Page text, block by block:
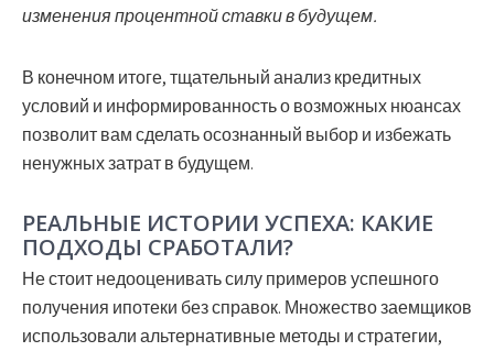
изменения процентной ставки в будущем.
В конечном итоге, тщательный анализ кредитных
условий и информированность о возможных нюансах
позволит вам сделать осознанный выбор и избежать
ненужных затрат в будущем.
РЕАЛЬНЫЕ ИСТОРИИ УСПЕХА: КАКИЕ
ПОДХОДЫ СРАБОТАЛИ?
Не стоит недооценивать силу примеров успешного
получения ипотеки без справок. Множество заемщиков
использовали альтернативные методы и стратегии,